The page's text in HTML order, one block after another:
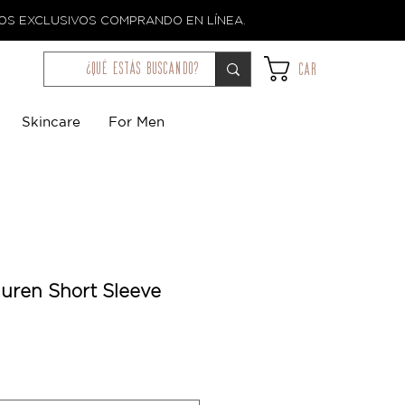
EXCLUSIVOS COMPRANDO EN LÍNEA.
¿qué estás buscando? Car
Skincare For Men
Short Sleeve